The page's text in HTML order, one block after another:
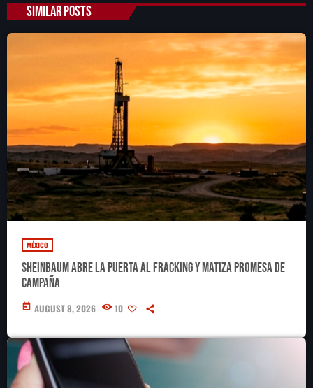
SIMILAR POSTS
MÉXICO
Sheinbaum abre la puerta al fracking y matiza promesa de
campaña
today AUGUST 8, 2026 10